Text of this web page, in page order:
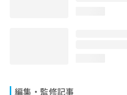
編集・監修記事